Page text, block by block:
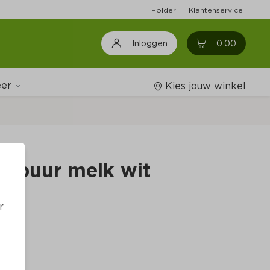
Folder Klantenservice
Inloggen 0.00 0
Kies jouw winkel
puur melk wit